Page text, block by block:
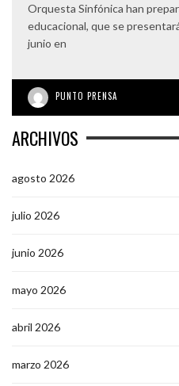
Orquesta Sinfónica han
educacional, que se
junio en
PUNTO PRENSA
ARCHIVOS
agosto 2026
julio 2026
junio 2026
mayo 2026
abril 2026
marzo 2026